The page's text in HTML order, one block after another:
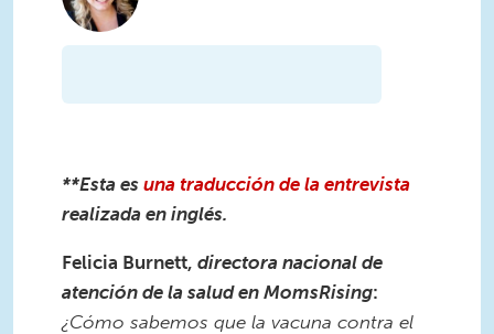
**Esta es una traducción de la entrevista
realizada en inglés.
Felicia Burnett, directora nacional de
atención de la salud en MomsRising:
¿Cómo sabemos que la vacuna contra el